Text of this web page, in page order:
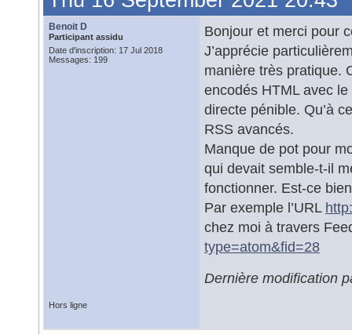
Benoit D
Participant assidu
Date d'inscription: 17 Jul 2018
Messages: 199
Bonjour et merci pour
J’apprécie
manière très pratique.
encodés HTML avec
directe pénible. Qu’à
RSS avancés.
Manque de pot pour
qui devait semble-t-il
fonctionner. Est-ce
Par exemple l’URL
chez moi à travers
type=atom&fid=28
Dernière modification
Hors ligne